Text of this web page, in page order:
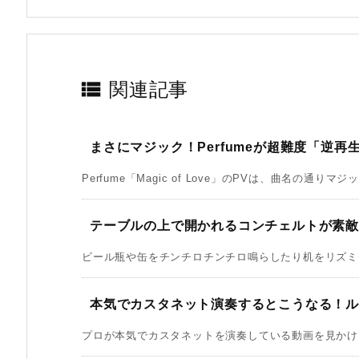
 関連記事
まさにマジック！Perfumeが超難度「逆再
Perfume「Magic of Love」のPVは、曲名の通りマジ
テーブルの上で開かれるコンチェルトが素
ビール瓶や缶をチンチロチンチロ鳴らしたり机をリズ
本気でカスタネット演奏するとこうなる！
プロが本気でカスタネットを演奏している動画を見か